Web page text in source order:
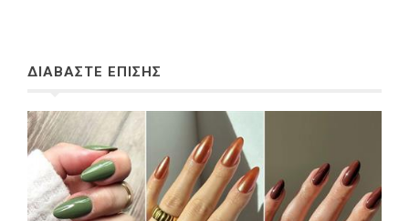
ΔΙΑΒΑΣΤΕ ΕΠΙΣΗΣ